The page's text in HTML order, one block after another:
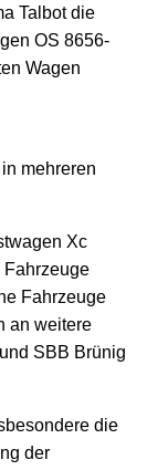
Talbot die
OS 8656-
Wagen
mehreren
Xc
Fahrzeuge
an weitere
SBB Brünig
die
der